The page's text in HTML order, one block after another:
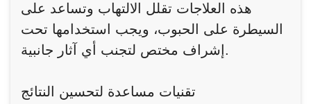
هذه العلاجات تقلل الالتهاب وتساعد على
السيطرة على الحبوب، ويجب استخدامها تحت
إشراف مختص لتجنب أي آثار جانبية.
تقنيات مساعدة لتحسين النتائج